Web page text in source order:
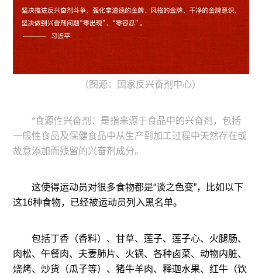
（图源：国家反兴奋剂中心）
*食源性兴奋剂：是指来源于食品中的兴奋剂，包括
一般性食品及保健食品中从生产到加工过程中天然存在或
故意添加而残留的兴奋剂成分。
这使得运动员对很多食物都是“谈之色变”，比如以下
这16种食物，已经被运动员列入黑名单。
包括丁香（香料）、甘草、莲子、莲子心、火腿肠、
肉松、午餐肉、夫妻肺片、火锅、各种卤菜、动物内脏、
烧烤、炒货（瓜子等）、猪牛羊肉、释迦水果、红牛（饮